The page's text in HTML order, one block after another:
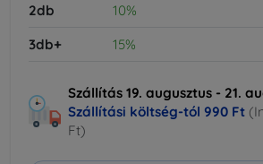
2db 10%
3db+
15%
Szállítás 19. augusztus - 21.
Szállítási költség-tól 990 Ft
Ft)